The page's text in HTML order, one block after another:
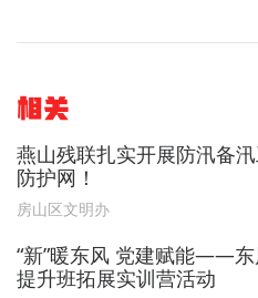
相关
燕山残联扎实开展防汛备
防护网！
房山区文明办
“新”暖东风 党建赋能——
提升班拓展实训营活动